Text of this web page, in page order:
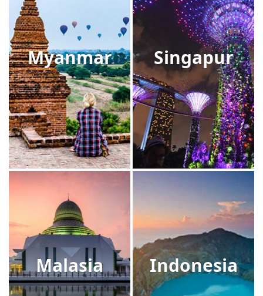
Myanmar Singapur
Malasia Indonesia